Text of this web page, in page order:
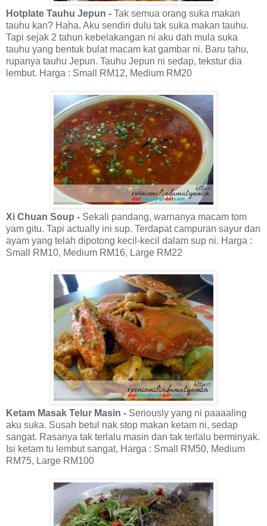
Hotplate Tauhu Jepun - Tak semua orang suka makan
tauhu kan? Haha. Aku sendiri dulu tak suka makan tauhu.
Tapi sejak 2 tahun kebelakangan ni aku dah mula suka
tauhu yang bentuk bulat macam kat gambar ni. Baru tahu,
rupanya tauhu Jepun. Tauhu Jepun ni sedap, tekstur dia
lembut. Harga : Small RM12, Medium RM20
Xi Chuan Soup - Sekali pandang, warnanya macam tom
yam gitu. Tapi actually ini sup. Terdapat campuran sayur dan
ayam yang telah dipotong kecil-kecil dalam sup ni. Harga :
Small RM10, Medium RM16, Large RM22
Ketam Masak Telur Masin - Seriously yang ni paaaaling
aku suka. Susah betul nak stop makan ketam ni, sedap
sangat. Rasanya tak terlalu masin dan tak terlalu berminyak.
Isi ketam tu lembut sangat, Harga : Small RM50, Medium
RM75, Large RM100